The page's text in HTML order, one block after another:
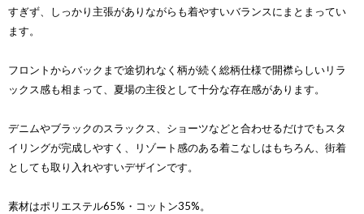
すぎず、しっかり主張がありながらも着やすいバランスにまとまってい
ます。
フロントからバックまで途切れなく柄が続く総柄仕様で開襟らしいリラ
ックス感も相まって、夏場の主役として十分な存在感があります。
デニムやブラックのスラックス、ショーツなどと合わせるだけでもスタ
イリングが完成しやすく、リゾート感のある着こなしはもちろん、街着
としても取り入れやすいデザインです。
素材はポリエステル65%・コットン35%。